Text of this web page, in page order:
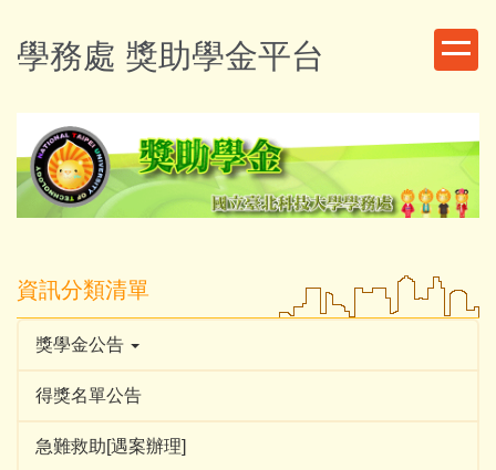
到
主
區
學務處 獎助學金平台
資訊分類清單
獎學金公告
得獎名單公告
急難救助[遇案辦理]